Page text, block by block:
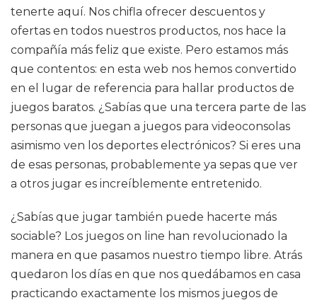
tenerte aquí. Nos chifla ofrecer descuentos y
ofertas en todos nuestros productos, nos hace la
compañía más feliz que existe. Pero estamos más
que contentos: en esta web nos hemos convertido
en el lugar de referencia para hallar productos de
juegos baratos. ¿Sabías que una tercera parte de las
personas que juegan a juegos para videoconsolas
asimismo ven los deportes electrónicos? Si eres una
de esas personas, probablemente ya sepas que ver
a otros jugar es increíblemente entretenido.
¿Sabías que jugar también puede hacerte más
sociable? Los juegos on line han revolucionado la
manera en que pasamos nuestro tiempo libre. Atrás
quedaron los días en que nos quedábamos en casa
practicando exactamente los mismos juegos de